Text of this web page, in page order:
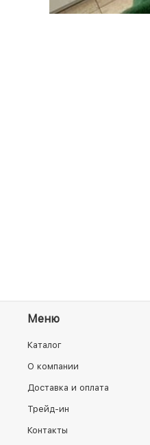
Меню
Каталог
О компании
Доставка и оплата
Трейд-ин
Контакты